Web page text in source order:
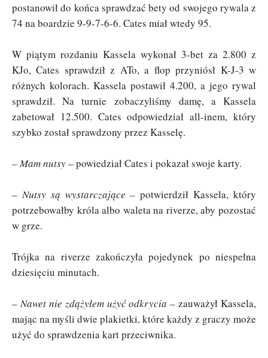
postanowił do końca sprawdzać bety od swojego rywala z
74 na boardzie 9-9-7-6-6. Cates miał wtedy 95.
W piątym rozdaniu Kassela wykonał 3-bet za 2.800 z
KJo, Cates sprawdził z ATo, a flop przyniósł K-J-3 w
różnych kolorach. Kassela postawił 4.200, a jego rywal
sprawdził. Na turnie zobaczyliśmy damę, a Kassela
zabetował 12.500. Cates odpowiedział all-inem, który
szybko został sprawdzony przez Kasselę.
–Mam nutsy– powiedział Cates i pokazał swoje karty.
– Nutsy są wystarczające – potwierdził Kassela, który
potrzebowałby króla albo waleta na riverze, aby pozostać
w grze.
Trójka na riverze zakończyła pojedynek po niespełna
dziesięciu minutach.
– Nawet nie zdążyłem użyć odkrycia – zauważył Kassela,
mając na myśli dwie plakietki, które każdy z graczy może
użyć do sprawdzenia kart przeciwnika.